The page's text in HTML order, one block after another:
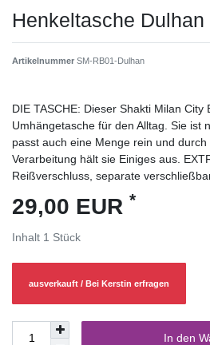
Henkeltasche Dulhan
Artikelnummer SM-RB01-Dulhan
DIE TASCHE: Dieser Shakti Milan City
Umhängetasche für den Alltag. Sie ist
passt auch eine Menge rein und
Verarbeitung hält sie Einiges aus.
Reißverschluss, separate
29,00 EUR *
Inhalt 1 Stück
ausverkauft / Bei Kerstin erfragen
In den